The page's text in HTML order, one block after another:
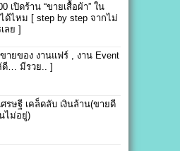
เปิดร้าน “ขายเสื้อผ้า” ใน
ด้ไหม [ step by step จากไม่
ลย ]
ายของ งานแฟร์ , งาน Event
ดี… มีรวย.. ]
ศรษฐี เคล็ดลับ เงินล้าน(ขายดี
นไม่อยู่)